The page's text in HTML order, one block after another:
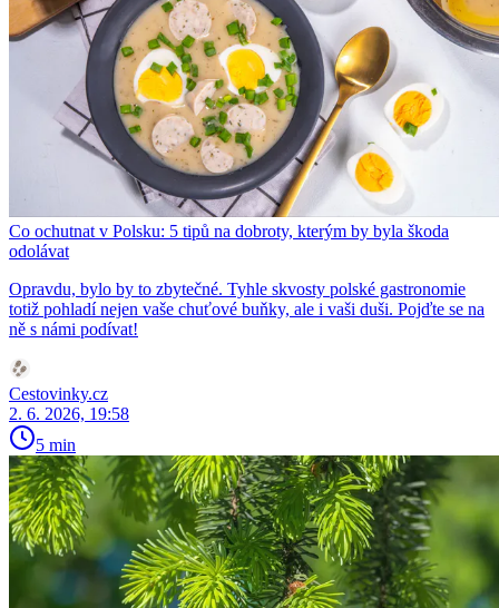
Co ochutnat v Polsku: 5 tipů na dobroty, kterým by byla škoda
odolávat
Opravdu, bylo by to zbytečné. Tyhle skvosty polské gastronomie
totiž pohladí nejen vaše chuťové buňky, ale i vaši duši. Pojďte se na
ně s námi podívat!
Cestovinky.cz
2. 6. 2026, 19:58
5 min